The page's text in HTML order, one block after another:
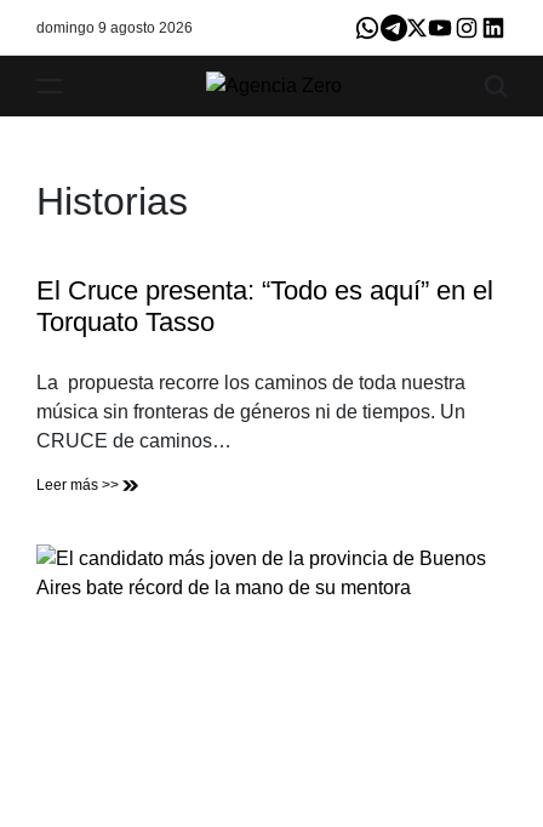
domingo 9 agosto 2026
Whatsapp
Telegram
X YoutubeInstagram
Agencia
Historias
El Cruce presenta: “Todo es aquí” en el
Torquato Tasso
La propuesta recorre los caminos de toda nuestra
música sin fronteras de géneros ni de tiempos. Un
CRUCE de caminos…
Leer más >>